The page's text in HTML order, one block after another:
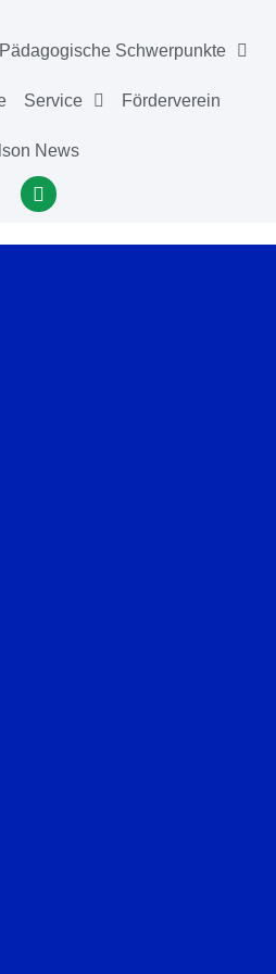
Pädagogische Schwerpunkte
Service Förderverein
News